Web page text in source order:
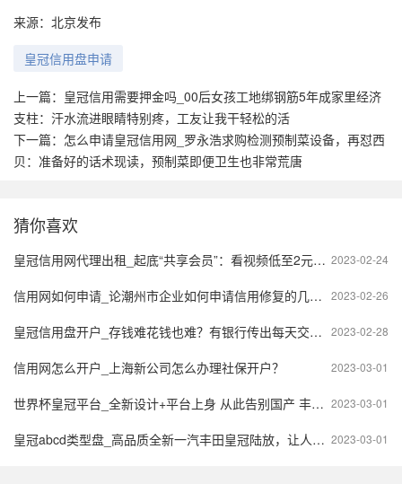
来源：北京发布
皇冠信用盘申请
上一篇： 皇冠信用需要押金吗_00后女孩工地绑钢筋5年成家里经济
支柱：汗水流进眼睛特别疼，工友让我干轻松的活
下一篇： 怎么申请皇冠信用网_罗永浩求购检测预制菜设备，再怼西
贝：准备好的话术现读，预制菜即便卫生也非常荒唐
猜你喜欢
2023-02-24
皇冠信用网代理出租_起底“共享会员”：看视频低至2元，出租账号衍生代理生意
2023-02-26
信用网如何申请_论潮州市企业如何申请信用修复的几种通用办法，2023年版
2023-02-28
皇冠信用盘开户_存钱难花钱也难？有银行传出每天交易限额5000元
2023-03-01
信用网怎么开户_上海新公司怎么办理社保开户？
2023-03-01
世界杯皇冠平台_​全新设计+平台上身 从此告别国产 丰田皇冠Sedan将于广州车展亮相
2023-03-01
皇冠abcd类型盘_高品质全新一汽丰田皇冠陆放，让人十分喜爱